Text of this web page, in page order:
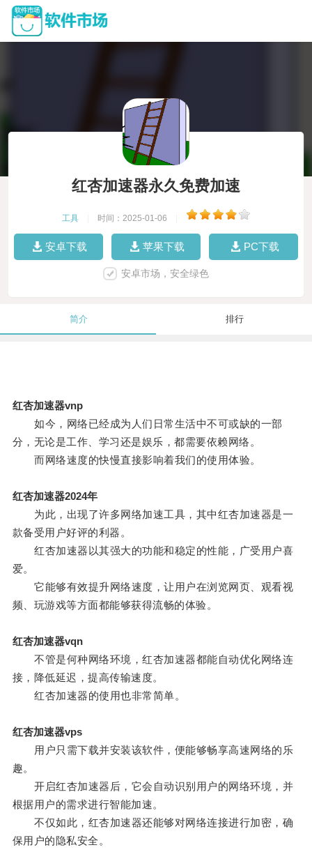
红杏加速器永久免费加速
工具 时间：2025-01-06
安卓下载 苹果下载 PC下载
安卓市场，安全绿色
简介 排行
红杏加速器vnp
如今，网络已经成为人们日常生活中不可或缺的一部
分，无论是工作、学习还是娱乐，都需要依赖网络。
而网络速度的快慢直接影响着我们的使用体验。
红杏加速器2024年
为此，出现了许多网络加速工具，其中红杏加速器是一
款备受用户好评的利器。
红杏加速器以其强大的功能和稳定的性能，广受用户喜
爱。
它能够有效提升网络速度，让用户在浏览网页、观看视
频、玩游戏等方面都能够获得流畅的体验。
红杏加速器vqn
不管是何种网络环境，红杏加速器都能自动优化网络连
接，降低延迟，提高传输速度。
红杏加速器的使用也非常简单。
红杏加速器vps
用户只需下载并安装该软件，便能够畅享高速网络的乐
趣。
开启红杏加速器后，它会自动识别用户的网络环境，并
根据用户的需求进行智能加速。
不仅如此，红杏加速器还能够对网络连接进行加密，确
保用户的隐私安全。